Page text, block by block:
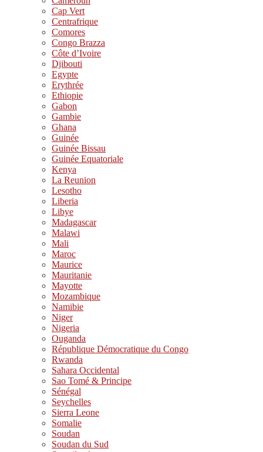
Cap Vert
Centrafrique
Comores
Congo Brazza
Côte d’Ivoire
Djibouti
Egypte
Erythrée
Ethiopie
Gabon
Gambie
Ghana
Guinée
Guinée Bissau
Guinée Equatoriale
Kenya
La Reunion
Lesotho
Liberia
Libye
Madagascar
Malawi
Mali
Maroc
Maurice
Mauritanie
Mayotte
Mozambique
Namibie
Niger
Nigeria
Ouganda
République Démocratique du Congo
Rwanda
Sahara Occidental
Sao Tomé & Principe
Sénégal
Seychelles
Sierra Leone
Somalie
Soudan
Soudan du Sud